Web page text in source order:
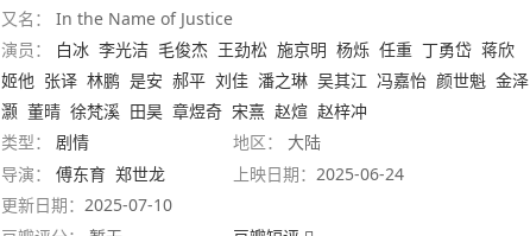
又名：
In the Name of Justice
演员：
白冰 李光洁 毛俊杰 王劲松 施京明 杨烁 任重 丁勇岱 蒋欣
姬他 张译 林鹏 是安 郝平 刘佳 潘之琳 吴其江 冯嘉怡 颜世魁 金泽
灏 董晴 徐梵溪 田昊 章煜奇 宋熹 赵煊 赵梓冲
类型：
剧情 地区：
大陆
导演：
傅东育 郑世龙 上映日期： 2025-06-24
更新日期： 2025-07-10